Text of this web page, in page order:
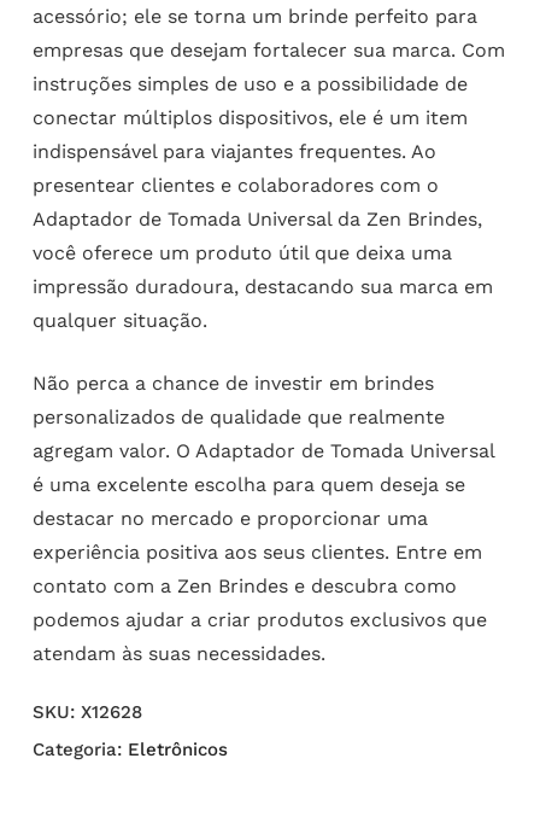
acessório; ele se torna um brinde perfeito para
empresas que desejam fortalecer sua marca. Com
instruções simples de uso e a possibilidade de
conectar múltiplos dispositivos, ele é um item
indispensável para viajantes frequentes. Ao
presentear clientes e colaboradores com o
Adaptador de Tomada Universal da Zen Brindes,
você oferece um produto útil que deixa uma
impressão duradoura, destacando sua marca em
qualquer situação.
Não perca a chance de investir em brindes
personalizados de qualidade que realmente
agregam valor. O Adaptador de Tomada Universal
é uma excelente escolha para quem deseja se
destacar no mercado e proporcionar uma
experiência positiva aos seus clientes. Entre em
contato com a Zen Brindes e descubra como
podemos ajudar a criar produtos exclusivos que
atendam às suas necessidades.
SKU: X12628
Categoria: Eletrônicos